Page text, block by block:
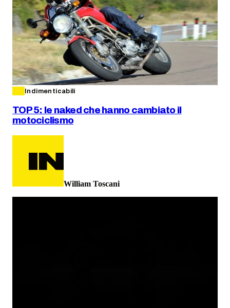
Indimenticabili
TOP 5: le naked che hanno cambiato il
motociclismo
William Toscani